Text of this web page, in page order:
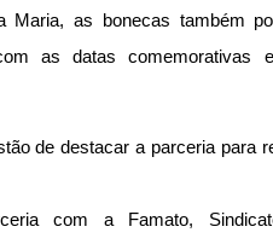
Maria, as bonecas também
as datas comemorativas
de destacar a parceria para
com a Famato,